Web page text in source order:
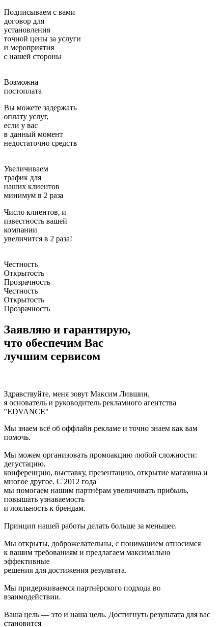
Подписываем с вами
договор для
установления
точной цены за услуги
и мероприятия
с нашей стороны
Возможна
постоплата
Вы можете задержать
оплату услуг,
если у вас
в данный момент
недостаточно средств
Увеличиваем
трафик для
наших клиентов
минимум в 2 раза
Число клиентов, и
известность вашей
компании
увеличится в 2 раза!
Честность
Открытость
Прозрачность
Честность
Открытость
Прозрачность
Заявляю и гарантирую,
что обеспечим Вас
лучшим сервисом
Здравствуйте, меня зовут Максим Лившин,
я основатель и руководитель рекламного агентства
"EDVANCE"
Мы знаем всё об оффлайн рекламе и точно знаем как вам
помочь.
Мы можем организовать промоакцию любой сложности:
дегустацию,
конференцию, выставку, презентацию, открытие магазина и
многое другое. С 2012 года
мы помогаем нашим партнёрам увеличивать прибыль,
повышать узнаваемость
и лояльность к брендам.
Принцип нашей работы делать больше за меньшее.
Мы открыты, доброжелательны, с пониманием относимся
к вашим требованиям и предлагаем максимально
эффективные
решения для достижения результата.
Мы придерживаемся партнёрского подхода во
взаимодействии.
Ваша цель — это и наша цель. Достигнуть результата для вас
становится